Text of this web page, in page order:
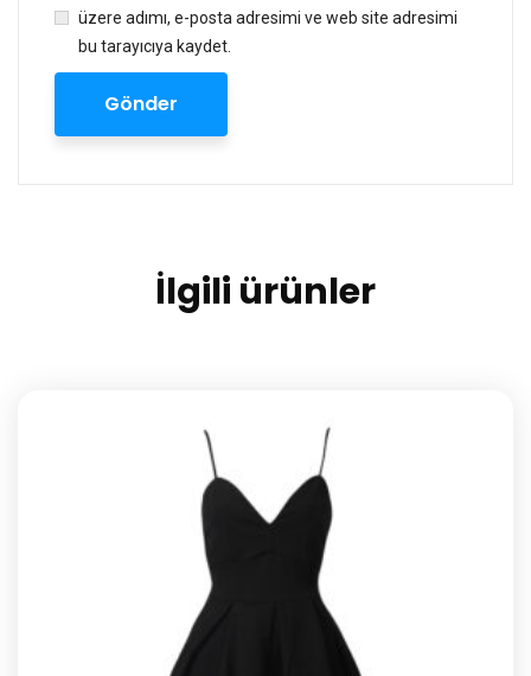
üzere adımı, e-posta adresimi ve web site adresimi
bu tarayıcıya kaydet.
İlgili ürünler